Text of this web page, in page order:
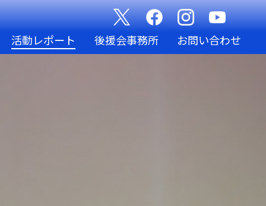
活動レポート 後援会事務所 お問い合わせ